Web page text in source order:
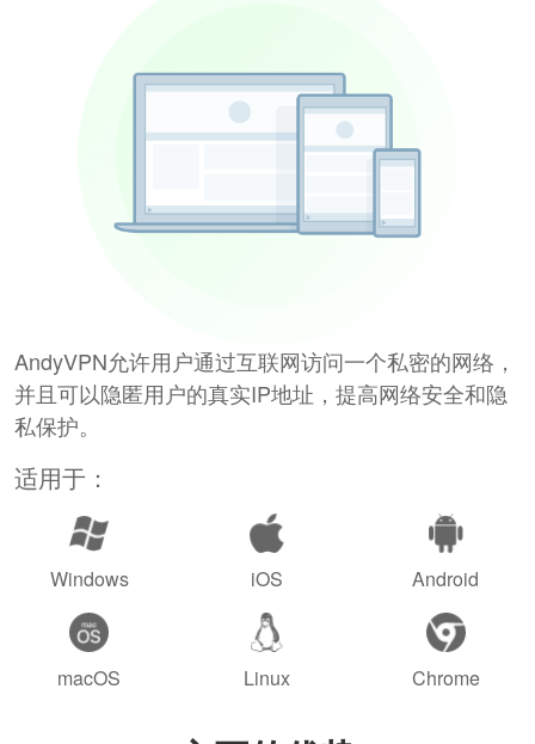
AndyVPN允许用户通过互联网访问一个私密的网络，
并且可以隐匿用户的真实IP地址，提高网络安全和隐
私保护。
适用于：
Windows iOS Android
macOS Linux Chrome